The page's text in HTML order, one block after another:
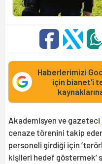
Haberlerimizi
için bianet'i
Akademisyen ve gazeteci
cenaze törenini takip
personeli girdiği için
kişileri hedef göstermek’